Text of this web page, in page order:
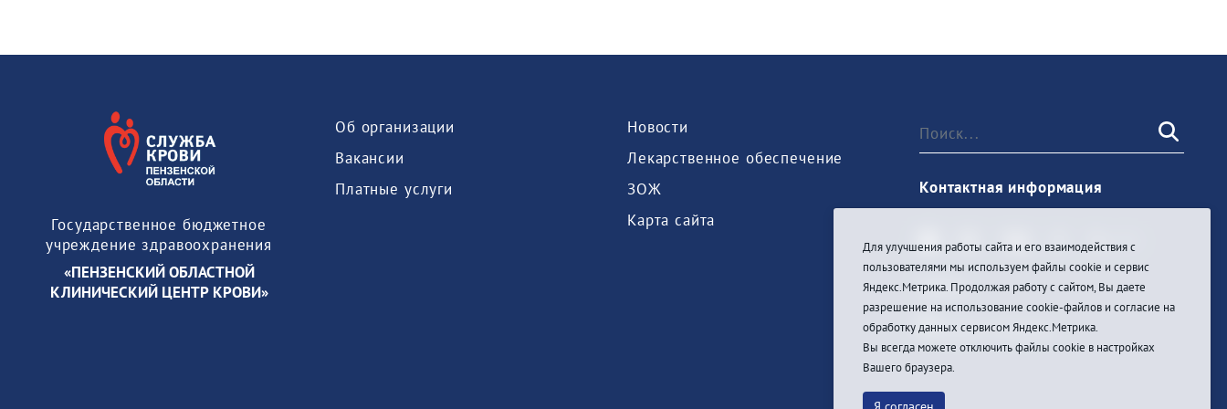
Государственное бюджетное
учреждение здравоохранения
«ПЕНЗЕНСКИЙ ОБЛАСТНОЙ
КЛИНИЧЕСКИЙ ЦЕНТР КРОВИ»
Об организации
Вакансии
Платные услуги
Новости
Лекарственное обеспечение
ЗОЖ
Карта сайта
Контактная информация
Войти
Для улучшения работы сайта и его взаимодействия с
пользователями мы используем файлы cookie и сервис
Яндекс.Метрика. Продолжая работу с сайтом, Вы даете
разрешение на использование cookie-файлов и согласие на
обработку данных сервисом Яндекс.Метрика.
Вы всегда можете отключить файлы cookie в настройках
Вашего браузера.